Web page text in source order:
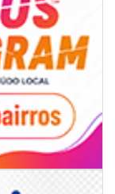
Catarina terá